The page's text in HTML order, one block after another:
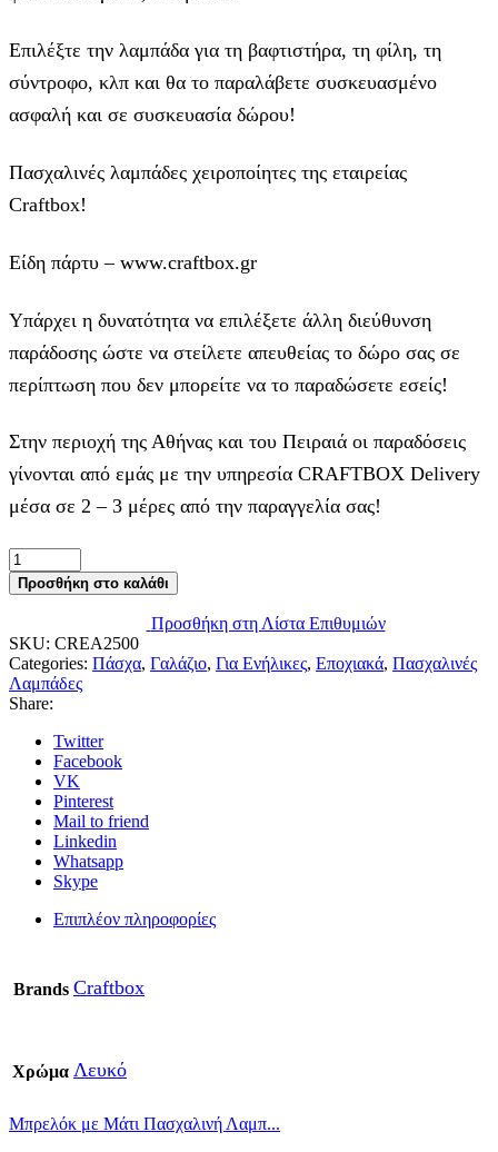
Επιλέξτε την λαμπάδα για τη βαφτιστήρα, τη φίλη, τη
σύντροφο, κλπ και θα το παραλάβετε συσκευασμένο
ασφαλή και σε συσκευασία δώρου!
Πασχαλινές λαμπάδες χειροποίητες της εταιρείας
Craftbox!
Είδη πάρτυ – www.craftbox.gr
Υπάρχει η δυνατότητα να επιλέξετε άλλη διεύθυνση
παράδοσης ώστε να στείλετε απευθείας το δώρο σας σε
περίπτωση που δεν μπορείτε να το παραδώσετε εσείς!
Στην περιοχή της Αθήνας και του Πειραιά οι παραδόσεις
γίνονται από εμάς με την υπηρεσία CRAFTBOX Delivery
μέσα σε 2 – 3 μέρες από την παραγγελία σας!
Χρυσό
Μοτίφ
με
Λεπτομέρεια
Πασχαλινή
Λαμπάδα
1
ποσότητα
Προσθήκη στο καλάθι
Προσθήκη στη Λίστα Επιθυμιών
SKU: CREA2500
Categories: Πάσχα, Γαλάζιο, Για Ενήλικες, Εποχιακά, Πασχαλινές
Λαμπάδες
Share:
Twitter
Facebook
VK
Pinterest
Mail to friend
Linkedin
Whatsapp
Skype
Επιπλέον πληροφορίες
Brands Craftbox
Χρώμα Λευκό
Μπρελόκ με Μάτι Πασχαλινή Λαμπ...